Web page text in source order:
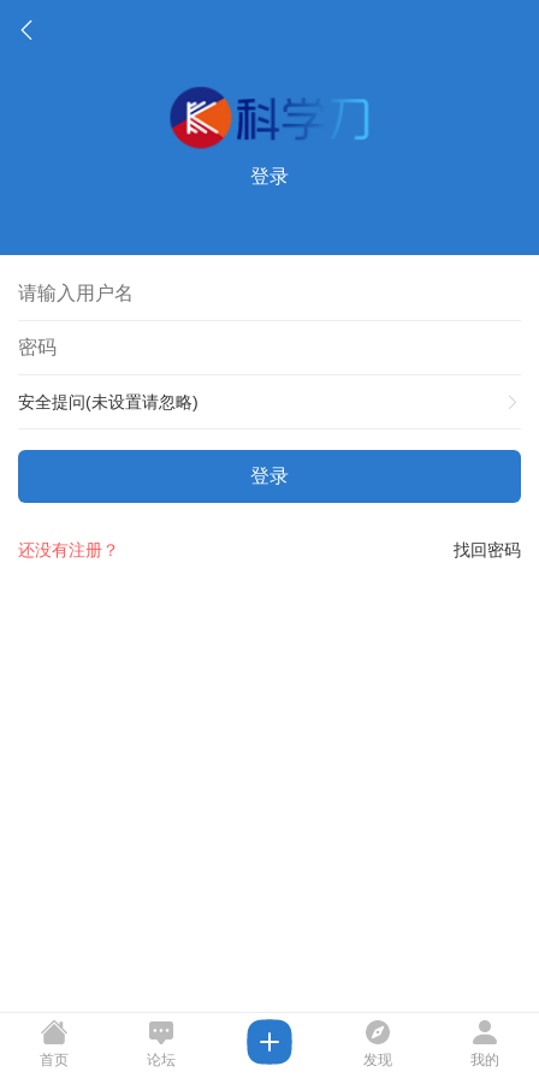
登录
安全提问(未设置请忽略)
登录
找回密码
还没有注册？
首页 论坛 发现 我的